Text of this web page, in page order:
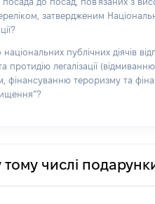
затвердженим
публічних діячів
протидію легалізації
фінансуванню тероризму та
числі